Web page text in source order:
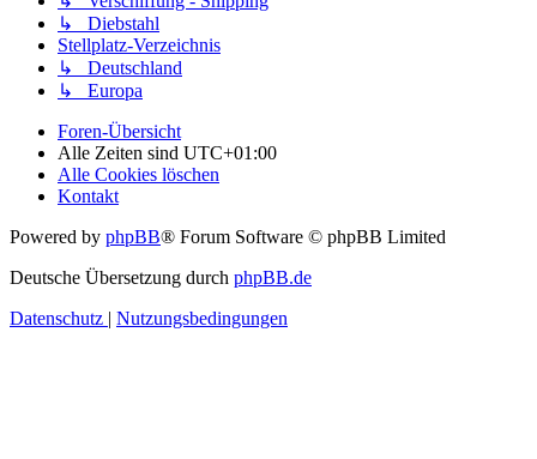
↳ Diebstahl
Stellplatz-Verzeichnis
↳ Deutschland
↳ Europa
Foren-Übersicht
Alle Zeiten sind UTC+01:00
Alle Cookies löschen
Kontakt
Powered by phpBB® Forum Software © phpBB Limited
Deutsche Übersetzung durch phpBB.de
Datenschutz | Nutzungsbedingungen